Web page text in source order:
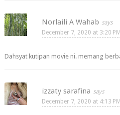
Norlaili A Wahab
December 7, 2020 at 3:20 PM
Dahsyat kutipan movie ni. memang
izzaty sarafina
December 7, 2020 at 4:13 PM